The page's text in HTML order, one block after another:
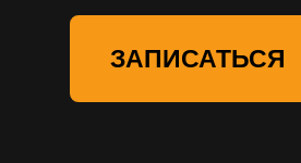
ЗАПИСАТЬСЯ